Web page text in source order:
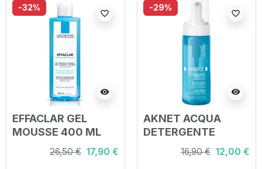
-32%
visibility
favorite_border
EFFACLAR GEL
MOUSSE 400 ML
26,50 € 17,90 €
-29%
visibility
favorite_border
AKNET ACQUA
DETERGENTE
RIEQUILIBRANTE
16,90 € 12,00 €